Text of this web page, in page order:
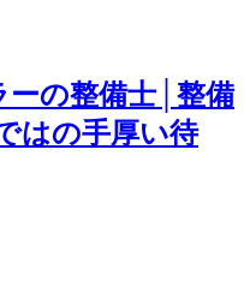
ーの整備士│整備
はの手厚い待